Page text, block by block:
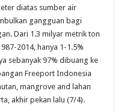
diatas sumber air
gangguan bagi
Dari 1.3 milyar metrik ton
2014, hanya 1-1.5%
sebanyak 97% dibuang ke
Freeport Indonesia
mangrove and lahan
akhir pekan lalu (7/4).